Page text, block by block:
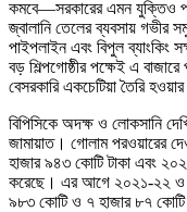
কমবে—সরকারের এমন যুক্তিও
জ্বালানি তেলের ব্যবসায় গভীর
পাইপলাইন এবং বিপুল ব্যাংকিং
বড় শিল্পগোষ্ঠীর পক্ষেই এ
বেসরকারি একচেটিয়া তৈরি
বিপিসিকে অদক্ষ ও লোকসানি
জামায়াত। গোলাম পরওয়ারের
হাজার ৯৪৩ কোটি টাকা এবং
করেছে। এর আগে ২০২১-২২ ও
৯৮৩ কোটি ও ৭ হাজার ৮৭ কোটি